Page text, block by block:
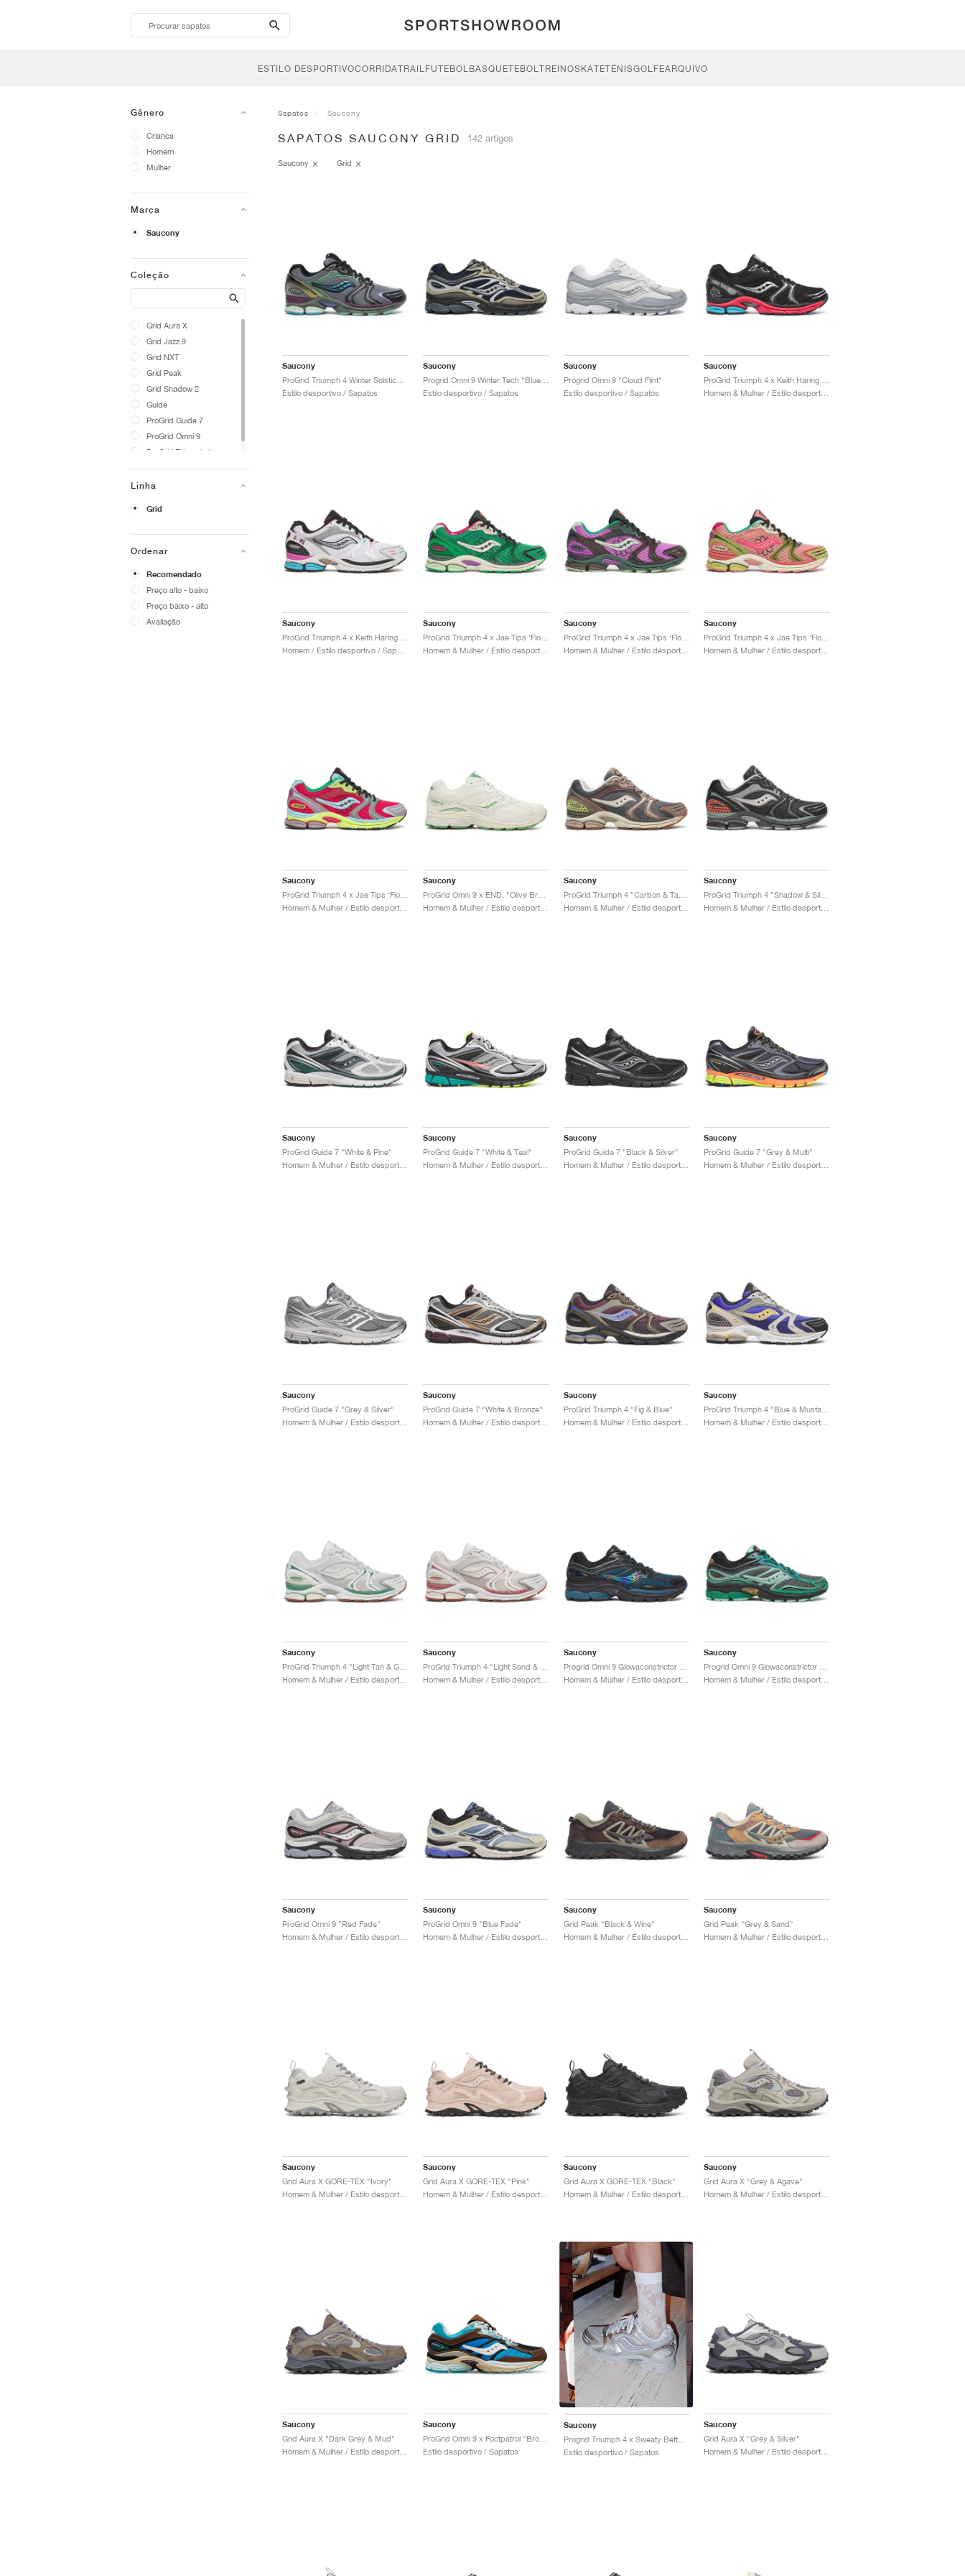
search-
btn
ESTILO DESPORTIVOCORRIDATRAILFUTEBOLBASQUETEBOLTREINOSKATETÉNISGOLFEARQUIVO
Gênero
Crianca
Homem
Mulher
Marca
Saucony
Coleção
Search
Grid Aura X
Grid Jazz 9
Grid NXT
Grid Peak
Grid Shadow 2
Guide
ProGrid Guide 7
ProGrid Omni 9
ProGrid Triumph 4
Linha
Grid
Ordenar
Recomendado
Preço alto - baixo
Preço baixo - alto
Avaliação
Sapatos Saucony
SAPATOS SAUCONY GRID 142 artigos
Saucony Grid
Saucony
Estilo desportivo / Sapatos
Saucony
Progrid Omni 9 Winter Tech "Blue & Brass"
Estilo desportivo / Sapatos
Saucony
Progrid Omni 9 "Cloud Flint"
Estilo desportivo / Sapatos
Saucony
Saucony Saucony
ProGrid Triumph 4 x Jae Tips ‘Flowers Grow Uptown’ "Fern"
Homem & Mulher / Estilo desportivo / Sapatos
Saucony
ProGrid Triumph 4 x Jae Tips ‘Flowers Grow Uptown’ "Violet & Earth"
Homem & Mulher / Estilo desportivo / Sapatos
Saucony
Saucony Saucony
ProGrid Omni 9 x END. "Olive Branch"
Homem & Mulher / Estilo desportivo / Sapatos
Saucony
Homem & Mulher / Estilo desportivo / Sapatos
Saucony
Saucony
ProGrid Guide 7 "White & Pine"
Saucony
ProGrid Guide 7 "White & Teal"
Homem & Mulher / Estilo desportivo / Sapatos
Saucony
ProGrid Guide 7 "Black & Silver"
Homem & Mulher / Estilo desportivo / Sapatos
Saucony
ProGrid Guide 7 "Grey & Multi"
Saucony
ProGrid Guide 7 "Grey & Silver"
Saucony
ProGrid Guide 7 "White & Bronze"
Homem & Mulher / Estilo desportivo / Sapatos
Saucony
ProGrid Triumph 4 "Fig & Blue"
Homem & Mulher / Estilo desportivo / Sapatos
Saucony
Saucony Saucony
Homem & Mulher / Estilo desportivo / Sapatos
Saucony
Homem & Mulher / Estilo desportivo / Sapatos
Saucony
Saucony
ProGrid Omni 9 "Red Fade"
Saucony
ProGrid Omni 9 "Blue Fade"
Homem & Mulher / Estilo desportivo / Sapatos
Saucony
Grid Peak "Black & Wine"
Homem & Mulher / Estilo desportivo / Sapatos
Saucony
Grid Peak "Grey & Sand"
Saucony
Grid Aura X GORE-TEX "Ivory"
Saucony
Grid Aura X GORE-TEX "Pink"
Homem & Mulher / Estilo desportivo / Sapatos
Saucony
Grid Aura X GORE-TEX "Black"
Homem & Mulher / Estilo desportivo / Sapatos
Saucony
Grid Aura X "Grey & Agave"
Saucony
Grid Aura X "Dark Grey & Mud"
Saucony
ProGrid Omni 9 x Footpatrol "Brown & Blue"
Estilo desportivo / Sapatos
Saucony
Progrid Triumph 4 x Sweaty Betty "Silver & White"
Estilo desportivo / Sapatos
Saucony
Grid Aura X "Grey & Silver"